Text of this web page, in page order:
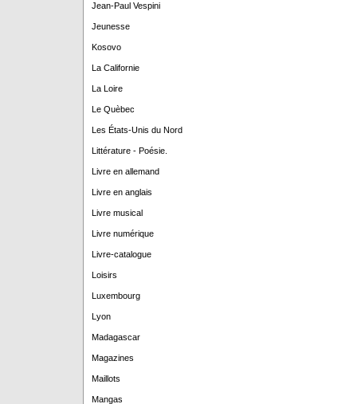
Jean-Paul Vespini
Jeunesse
Kosovo
La Californie
La Loire
Le Quèbec
Les États-Unis du Nord
Littérature - Poésie.
Livre en allemand
Livre en anglais
Livre musical
Livre numérique
Livre-catalogue
Loisirs
Luxembourg
Lyon
Madagascar
Magazines
Maillots
Mangas